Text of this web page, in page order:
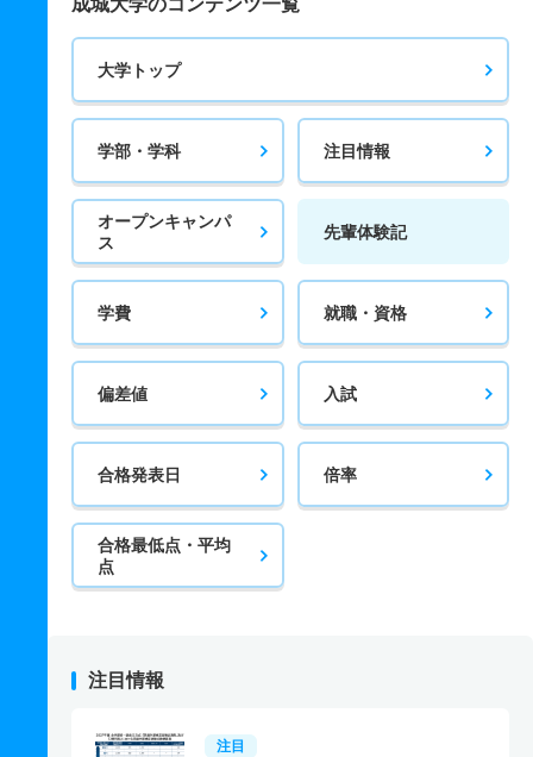
成城大学のコンテンツ一覧
大学トップ
学部・学科 注目情報
オープンキャンパ
ス
先輩体験記
学費 就職・資格
偏差値 入試
合格発表日 倍率
合格最低点・平均
点
注目情報
注目